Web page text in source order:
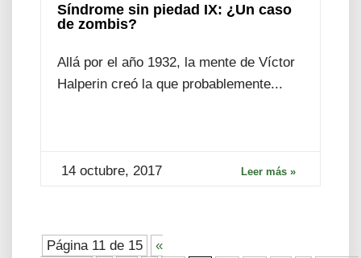
Síndrome sin piedad IX: ¿Un caso
de zombis?
Allá por el año 1932, la mente de Víctor
Halperin creó la que probablemente...
14 octubre, 2017 Leer más »
Página 11 de 15
«